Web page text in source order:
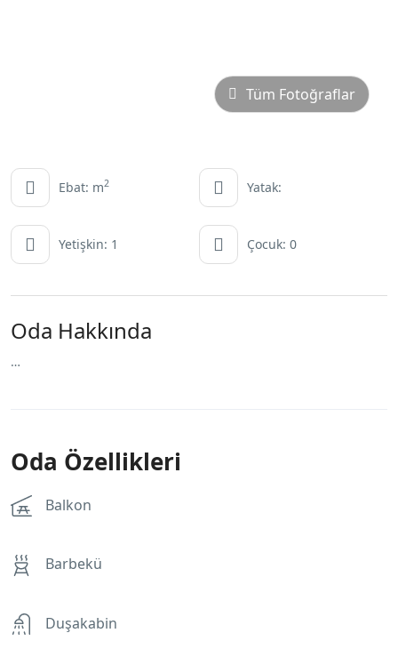
Tüm Fotoğraflar
Ebat: m2 Yatak:
Yetişkin: 1 Çocuk: 0
Oda Hakkında
…
Oda Özellikleri
Balkon
Barbekü
Duşakabin